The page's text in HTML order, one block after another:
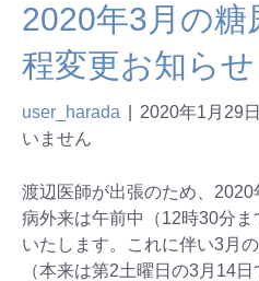
2020年3月の糖
程変更お知らせ
user_harada 2020年1月29日
いません
渡辺医師が出張のため、
病外来は午前中（12時30分
いたします。これに伴い3月
（本来は第2土曜日の3月14